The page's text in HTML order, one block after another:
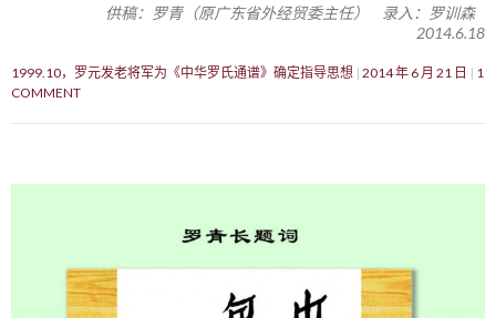
供稿：罗青（原广东省外经贸委主任） 录入：罗训森
2014.6.18
1999.10，罗元发老将军为《中华罗氏通谱》确定指导思想 2014 年 6 月 21 日
1
COMMENT